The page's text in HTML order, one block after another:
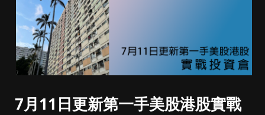
7月11日更新第一手美股港股實戰